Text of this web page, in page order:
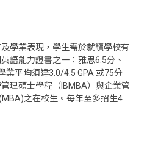
學業表現，學生需於就讀學校有
語能力證書之一：雅思6.5分、
業平均須達3.0/4.5 GPA 或75分
理碩士學程（IBMBA）與企業管
之在校生。每年至多招生4